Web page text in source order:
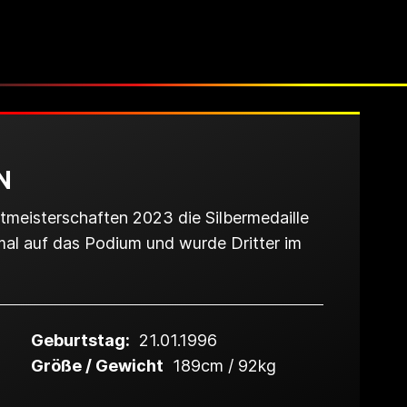
2023 die Silbermedaille
auf das Podium und wurde Dritter im
Geburtstag: 21.01.1996
Größe / Gewicht 189cm / 92kg